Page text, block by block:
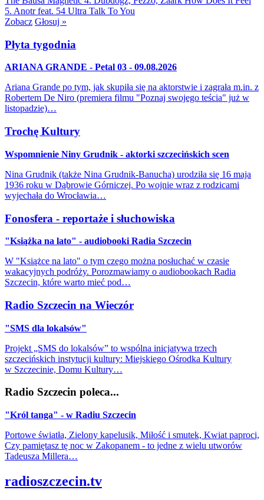
5. Anotr feat. 54 Ultra Talk To You
Zobacz Głosuj »
Płyta tygodnia
ARIANA GRANDE - Petal 03 - 09.08.2026
Ariana Grande po tym, jak skupiła się na aktorstwie i zagrała m.in. z
Robertem De Niro (premiera filmu "Poznaj swojego teścia" już w
listopadzie)…
Trochę Kultury
Wspomnienie Niny Grudnik - aktorki szczecińskich scen
Nina Grudnik (także Nina Grudnik-Banucha) urodziła się 16 maja
1936 roku w Dąbrowie Górniczej. Po wojnie wraz z rodzicami
wyjechała do Wrocławia…
Fonosfera - reportaże i słuchowiska
"Książka na lato" - audiobooki Radia Szczecin
W "Książce na lato" o tym czego można posłuchać w czasie
wakacyjnych podróży. Porozmawiamy o audiobookach Radia
Szczecin, które warto mieć pod…
Radio Szczecin na Wieczór
"SMS dla lokalsów"
Projekt „SMS do lokalsów” to wspólna inicjatywa trzech
szczecińskich instytucji kultury: Miejskiego Ośrodka Kultury
w Szczecinie, Domu Kultury…
Radio Szczecin poleca...
"Król tanga" - w Radiu Szczecin
Portowe światła, Zielony kapelusik, Miłość i smutek, Kwiat paproci,
Czy pamiętasz tę noc w Zakopanem - to jedne z wielu utworów
Tadeusza Millera…
radioszczecin.tv